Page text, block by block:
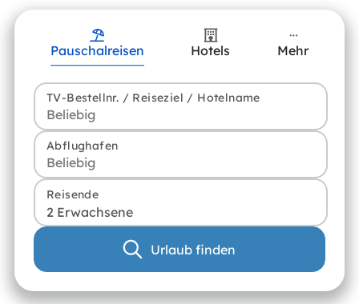
Pauschalreisen Hotels Mehr
TV-Bestellnr. / Reiseziel / Hotelname
Abflughafen
Reisende
2 Erwachsene
Urlaub finden